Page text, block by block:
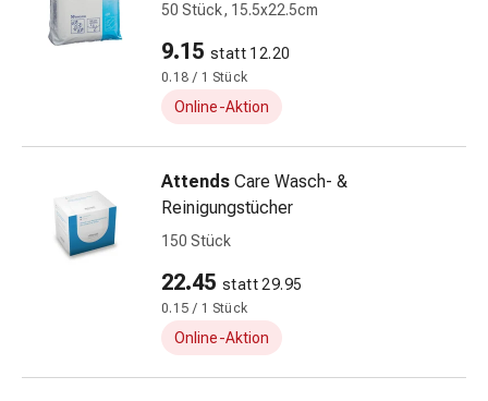
Hören
Ohrenpflege
Zubehör
Augentropfen
Augenentzündung
Augenverbände
Augenhygiene
Herz,
Blutgefässe
50 Stück, 15.5x22.5cm
9.15 statt 12.20
0.18 / 1 Stück
Online-Aktion
Attends Care Wasch- &
Reinigungstücher
150 Stück
22.45 statt 29.95
0.15 / 1 Stück
Online-Aktion